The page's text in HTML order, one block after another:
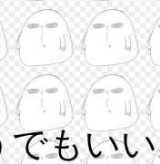
でもい